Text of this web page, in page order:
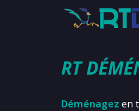
RT
Déménagez en